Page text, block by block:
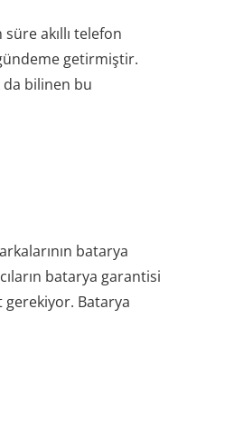
akıllı telefon
getirmiştir.
bilinen bu
batarya
batarya garantisi
gerekiyor. Batarya